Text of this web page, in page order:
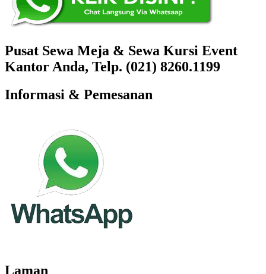
Pusat Sewa Meja & Sewa Kursi Event
Kantor Anda, Telp. (021) 8260.1199
Informasi & Pemesanan
Laman